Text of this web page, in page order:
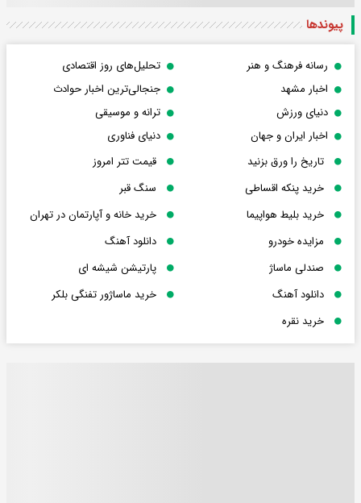
پیوندها
رسانه فرهنگ و هنر
تحلیل‌های روز اقتصادی
اخبار مشهد
جنجالی‌ترین اخبار حوادث
دنیای ورزش
ترانه و موسیقی
اخبار ایران و جهان
دنیای فناوری
تاریخ را ورق بزنید
قیمت تتر امروز
خرید پنکه اقساطی
سنگ قبر
خرید بلیط هواپیما
خرید خانه و آپارتمان در تهران
مزایده خودرو
دانلود آهنگ
صندلی ماساژ
پارتیشن شیشه ای
دانلود آهنگ
خرید ماساژور تفنگی بلکر
خرید نقره